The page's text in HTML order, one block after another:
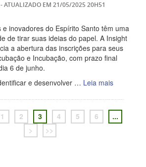
- ATUALIZADO EM 21/05/2025 20H51
e inovadores do Espírito Santo têm uma
de tirar suas ideias do papel. A Insight
a abertura das inscrições para seus
e Incubação, com prazo final
6 de junho.
e desenvolver … Leia mais
1 2 3 4 5 6
...
>
>>